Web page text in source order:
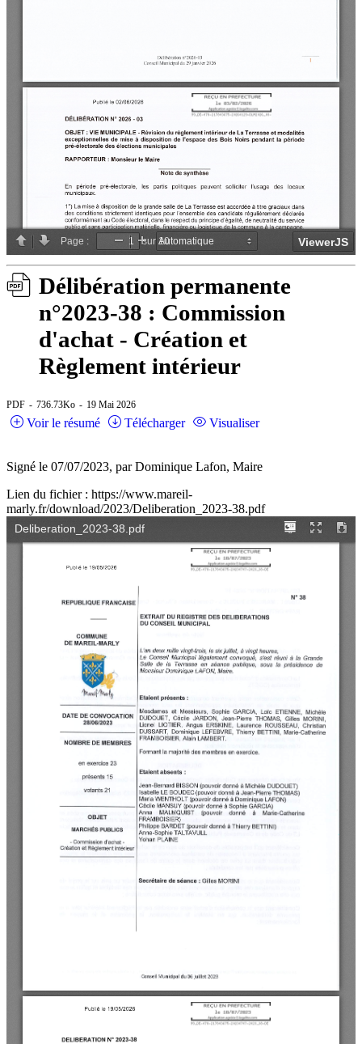
Délibération permanente
n°2023-38 : Commission
d'achat - Création et
Règlement intérieur
PDF 736.73Ko 19 Mai 2026
Voir le résumé Télécharger Visualiser
Signé le 07/07/2023, par Dominique Lafon, Maire
Lien du fichier : https://www.mareil-
marly.fr/download/2023/Deliberation_2023-38.pdf